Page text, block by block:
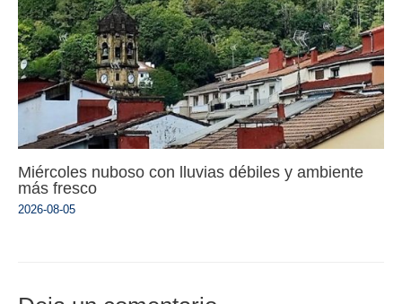
Miércoles nuboso con lluvias débiles y ambiente
más fresco
2026-08-05